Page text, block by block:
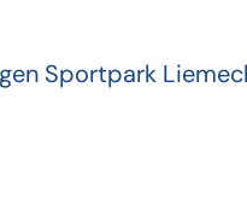
Sportpark